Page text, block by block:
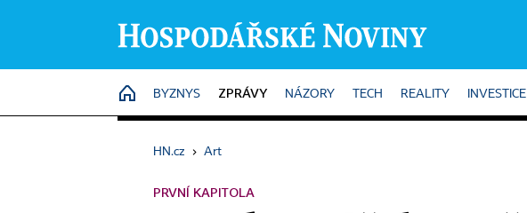
HOME
BYZNYS ZPRÁVY NÁZORY TECH REALITY INVESTICE
HN.cz › Art
PRVNÍ KAPITOLA